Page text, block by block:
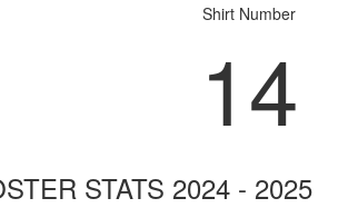
Shirt Number
14
STATS 2024 - 2025